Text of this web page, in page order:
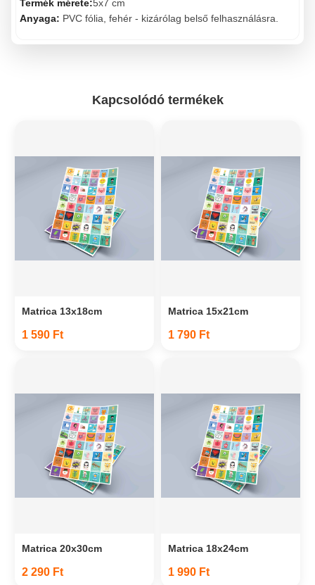
Termék mérete:5x7 cm
Anyaga: PVC fólia, fehér - kizárólag belső felhasználásra.
Kapcsolódó termékek
Matrica 13x18cm
1 590 Ft
Matrica 15x21cm
1 790 Ft
Matrica 20x30cm
2 290 Ft
Matrica 18x24cm
1 990 Ft